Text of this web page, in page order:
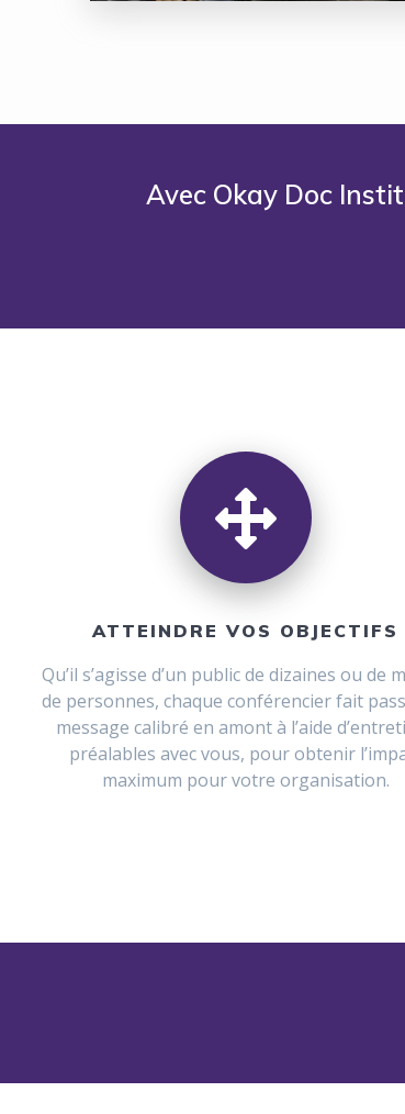
Avec Okay Doc
ATTEINDRE VOS OBJECTIFS
Qu’il s’agisse d’un public de dizaines ou de
de personnes, chaque conférencier fait
message calibré en amont à l’aide
préalables avec vous, pour obtenir
maximum pour votre organisation.